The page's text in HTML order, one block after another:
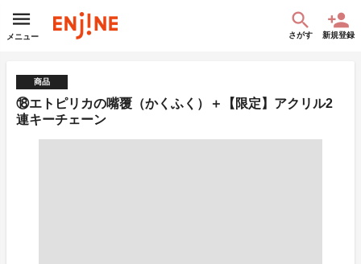
メニュー さがす 新規登録
商品
⑱エトピリカの嘴覆（かくふく）＋【限定】アクリル2
連キーチェーン